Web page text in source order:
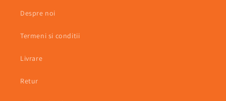
Despre noi
Termeni si conditii
Livrare
Retur